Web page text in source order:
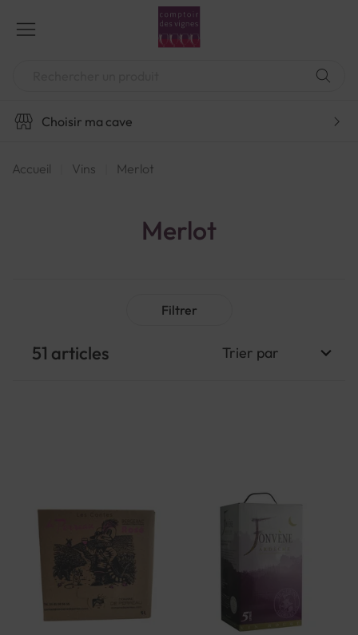
contenu
Choisir ma cave
Accueil Vins Merlot
Merlot
51 articles
Filtrer